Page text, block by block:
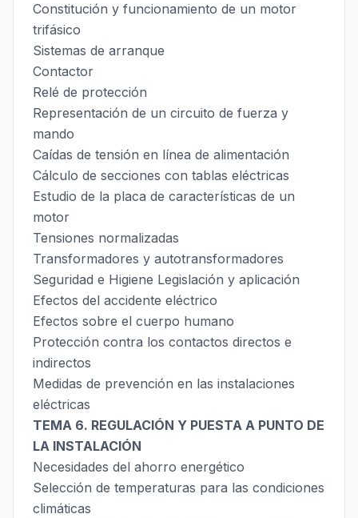
Constitución y funcionamiento de un motor
trifásico
Sistemas de arranque
Contactor
Relé de protección
Representación de un circuito de fuerza y
mando
Caídas de tensión en línea de alimentación
Cálculo de secciones con tablas eléctricas
Estudio de la placa de características de un
motor
Tensiones normalizadas
Transformadores y autotransformadores
Seguridad e Higiene Legislación y aplicación
Efectos del accidente eléctrico
Efectos sobre el cuerpo humano
Protección contra los contactos directos e
indirectos
Medidas de prevención en las instalaciones
eléctricas
TEMA 6. REGULACIÓN Y PUESTA A PUNTO DE
LA INSTALACIÓN
Necesidades del ahorro energético
Selección de temperaturas para las condiciones
climáticas